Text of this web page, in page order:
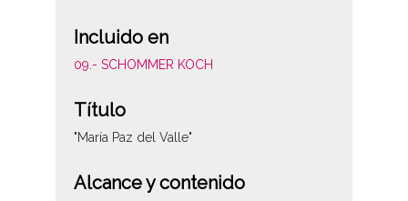
Incluido en
09.- SCHOMMER KOCH
Título
"María Paz del Valle"
Alcance y contenido